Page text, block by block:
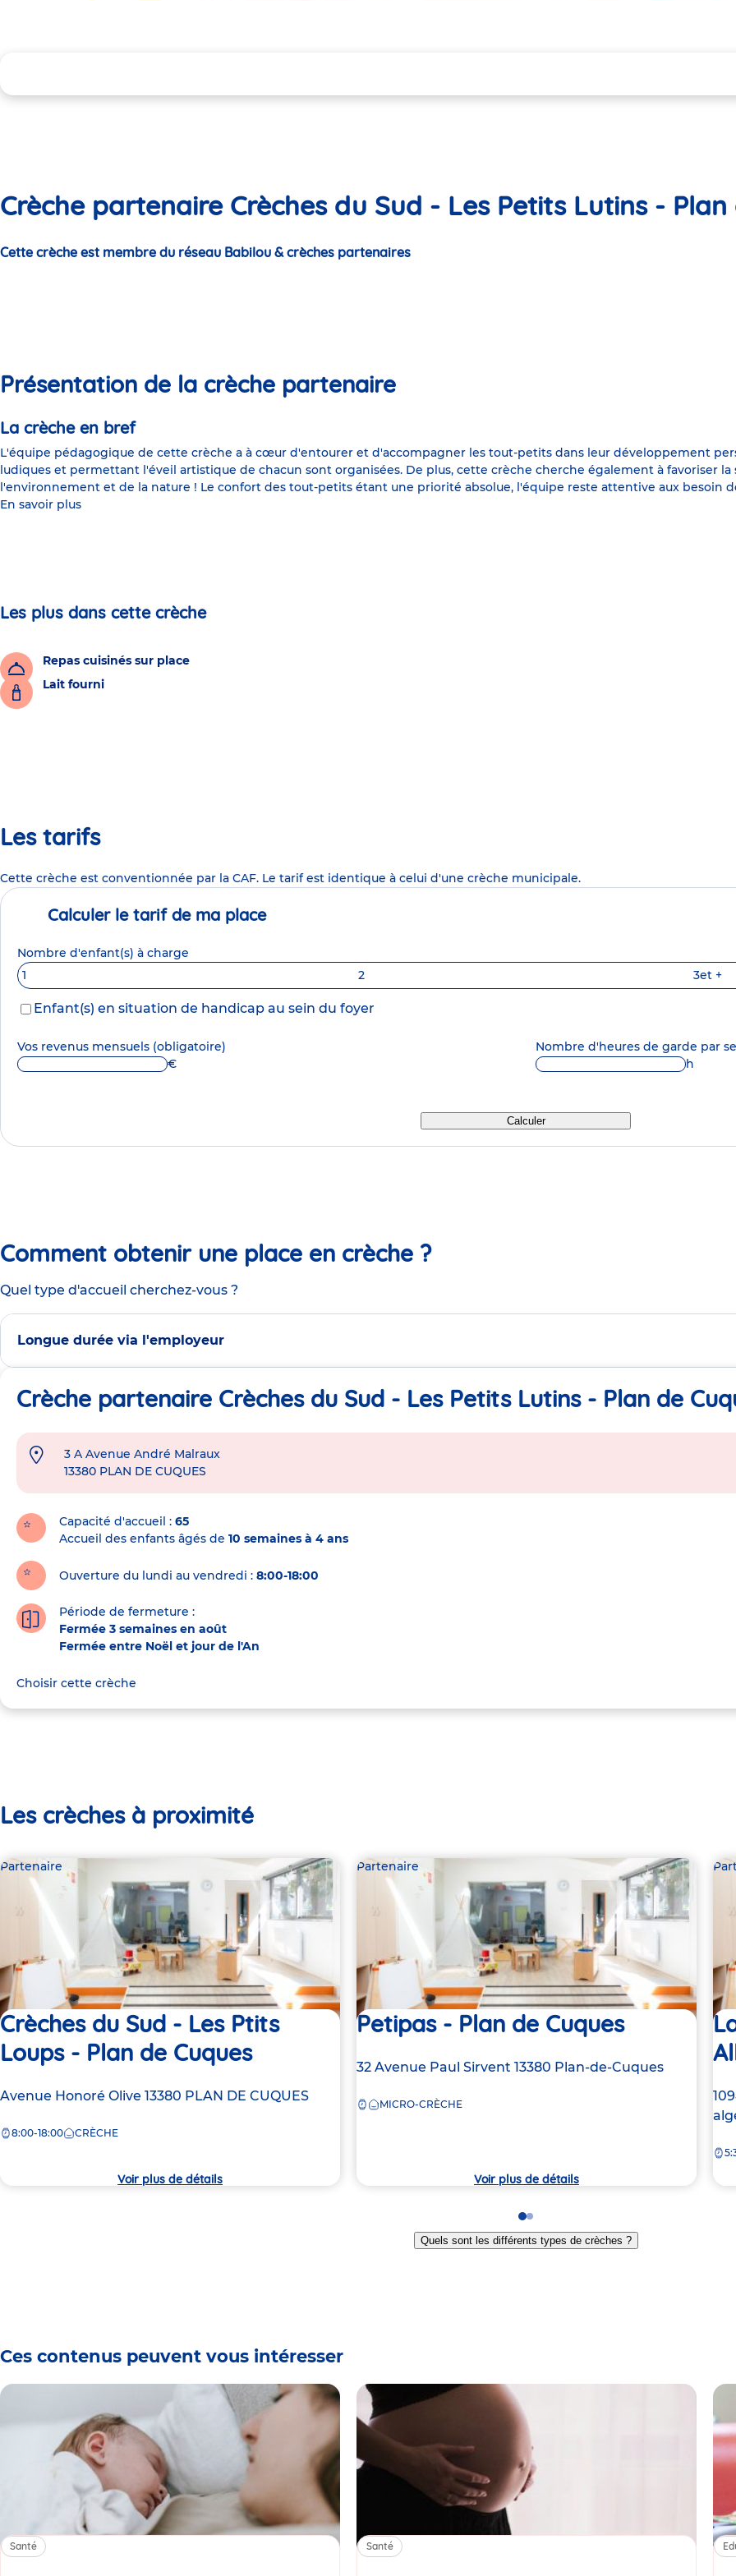
Crèche partenaire Crèches du Sud - Les Petits Lutins - Plan
Cette crèche est membre du réseau Babilou & crèches partenaires
Présentation de la crèche partenaire
La crèche en bref
L'équipe pédagogique de cette crèche a à cœur d'entourer et d'accompagner les tout-petits dans leur développement
ludiques et permettant l'éveil artistique de chacun sont organisées. De plus, cette crèche cherche également à favoriser
l'environnement et de la nature ! Le confort des tout-petits étant une priorité absolue, l'équipe reste attentive aux besoin
En savoir plus
Les plus dans cette crèche
Repas cuisinés sur place
Lait fourni
Les tarifs
Cette crèche est conventionnée par la CAF. Le tarif est identique à celui d'une crèche municipale.
Calculer le tarif de ma place
Nombre d'enfant(s) à charge
1
2 3et +
Enfant(s) en situation de handicap au sein du foyer
Vos revenus mensuels (obligatoire)
€
Nombre d'heures de garde par
h
Calculer
Comment obtenir une place en crèche ?
Quel type d'accueil cherchez-vous ?
Longue durée via l'employeur
Crèche partenaire Crèches du Sud - Les Petits Lutins - Plan de
Adresse
crèche
3 A Avenue André Malraux
13380 PLAN DE CUQUES
Capacité d'accueil
65
Accueil des enfants âgés de 10 semaines à 4 ans
Ouverture du lundi au vendredi : 8:00-18:00
Période de fermeture :
Fermée 3 semaines en août
Fermée entre Noël et jour de l'An
Choisir cette crèche
Les crèches à proximité
Partenaire
Crèches du Sud - Les Ptits
Loups - Plan de Cuques
Adresse
la
Avenue Honoré Olive 13380 PLAN DE CUQUES
8:00-18:00 CRÈCHE
Voir plus de détails
Partenaire
Petipas - Plan de Cuques
Adresse
la
32 Avenue Paul Sirvent 13380 Plan-de-Cuques
MICRO-CRÈCHE
Voir plus de détails
de
Go
to
slide
Go
to
slide
Quels sont les différents types de crèches ?
Ces contenus peuvent vous intéresser
Santé Santé